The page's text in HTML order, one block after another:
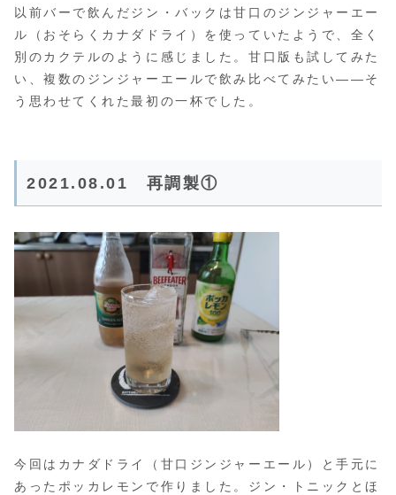
以前バーで飲んだジン・バックは甘口のジンジャーエー
ル（おそらくカナダドライ）を使っていたようで、全く
別のカクテルのように感じました。甘口版も試してみた
い、複数のジンジャーエールで飲み比べてみたい——そ
う思わせてくれた最初の一杯でした。
2021.08.01 再調製①
今回はカナダドライ（甘口ジンジャーエール）と手元に
あったポッカレモンで作りました。ジン・トニックとほ